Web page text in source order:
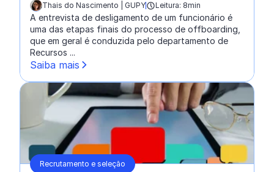
escrito por:
Thais do Nascimento | GUPY Leitura: 8min
A entrevista de desligamento de um funcionário é
uma das etapas finais do processo de offboarding,
que em geral é conduzida pelo departamento de
Recursos ...
Saiba mais
Recrutamento e seleção